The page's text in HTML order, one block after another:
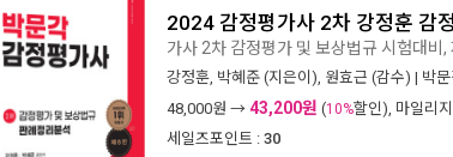
2024 감정평가사 2차 강정훈 감
가사 2차 감정평가 및 보상법규 시험대비,
강정훈, 박혜준 (지은이), 원효근 (감수) | 박
48,000원 → 43,200원 (10%할인), 마일리지
세일즈포인트 : 30